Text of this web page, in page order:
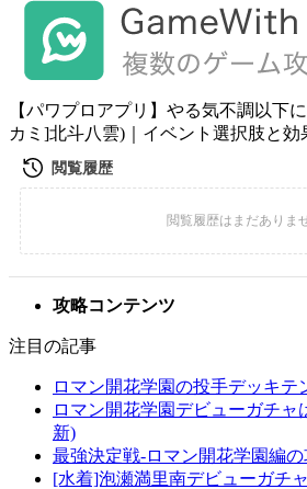
【パワプロアプリ】やる気不調以下
カミ]北斗八雲)｜イベント選択肢と効
攻略コンテンツ
注目の記事
ロマン開花学園の投手デッキテ
ロマン開花学園デビューガチャ
新)
最強決定戦-ロマン開花学園編
[水着]泡瀬満里南デビューガチ